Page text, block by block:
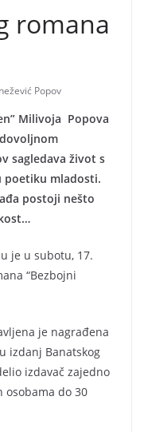
romana
Popov
Milivoja Popova
sagledava život s
poetiku mladosti.
postoji nešto
je u subotu, 17.
“Bezbojni
je nagrađena
izdanj Banatskog
izdavač zajedno
osobama do 30